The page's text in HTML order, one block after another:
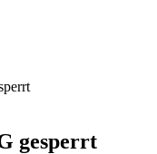
gesperrt